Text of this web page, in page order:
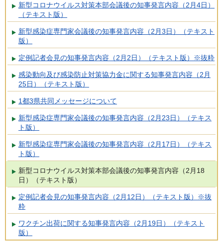
新型コロナウイルス対策本部会議後の知事発言内容（2月4日）
（テキスト版）
新型感染症専門家会議後の知事発言内容（2月3日）（テキスト
版）
定例記者会見の知事発言内容（2月2日）（テキスト版）※抜粋
感染動向及び感染防止対策協力金に関する知事発言内容（2月
25日）（テキスト版）
1都3県共同メッセージについて
新型感染症専門家会議後の知事発言内容（2月23日）（テキス
ト版）
新型感染症専門家会議後の知事発言内容（2月17日）（テキス
ト版）
新型コロナウイルス対策本部会議後の知事発言内容（2月18
日）（テキスト版）
定例記者会見の知事発言内容（2月12日）（テキスト版）※抜
粋
ワクチン出荷に関する知事発言内容（2月19日）（テキスト
版）